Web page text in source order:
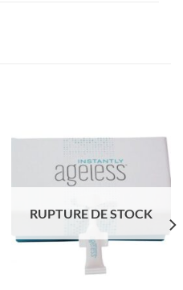
RUPTURE DE STOCK